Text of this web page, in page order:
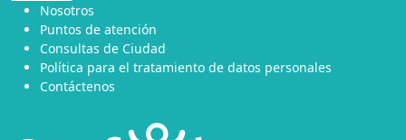
Nosotros
Puntos de atención
Consultas de Ciudad
Política para el tratamiento de datos personales
Contáctenos